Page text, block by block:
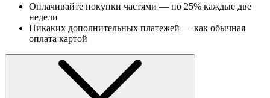
Оплачивайте покупки частями — по 25% каждые две
недели
Никаких дополнительных платежей — как обычная
оплата картой